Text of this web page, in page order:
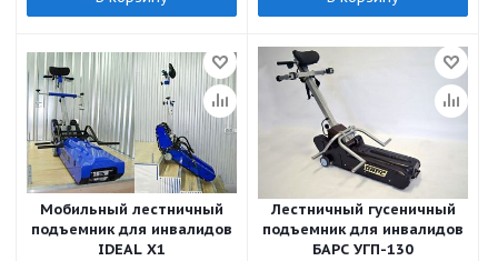
Мобильный лестничный
подъемник для инвалидов
IDEAL X1
Лестничный гусеничный
подъемник для инвалидов
БАРС УГП-130